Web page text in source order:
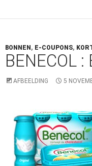
BONNEN , E-COUPONS,
BENECOL :
AFBEELDING 5